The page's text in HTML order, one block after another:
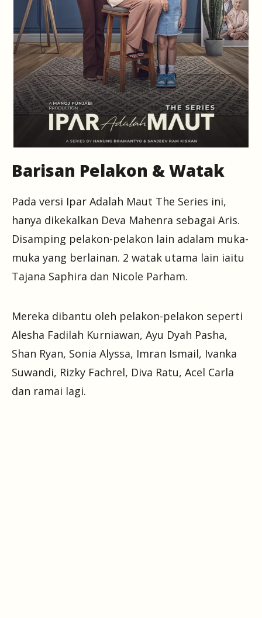
Barisan Pelakon & Watak
Pada versi Ipar Adalah Maut The Series ini,
hanya dikekalkan Deva Mahenra sebagai Aris.
Disamping pelakon-pelakon lain adalam muka-
muka yang berlainan. 2 watak utama lain iaitu
Tajana Saphira dan Nicole Parham.
Mereka dibantu oleh pelakon-pelakon seperti
Alesha Fadilah Kurniawan, Ayu Dyah Pasha,
Shan Ryan, Sonia Alyssa, Imran Ismail, Ivanka
Suwandi, Rizky Fachrel, Diva Ratu, Acel Carla
dan ramai lagi.